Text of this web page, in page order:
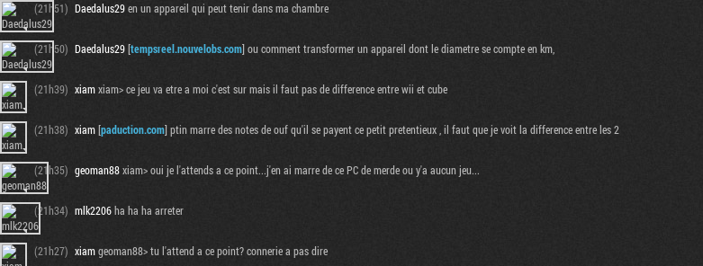
(21h51) Daedalus29en un appareil qui peut tenir dans ma chambre
(21h50) Daedalus29[tempsreel.nouvelobs.com] ou comment transformer un appareil dont le diametre se compte en km,
(21h39) xiamxiam> ce jeu va etre a moi c'est sur mais il faut pas de difference entre wii et cube
(21h38) xiam[paduction.com] ptin marre des notes de ouf qu'il se payent ce petit pretentieux , il faut que je voit la difference entre les 2
(21h35) geoman88xiam> oui je l'attends a ce point...j'en ai marre de ce PC de merde ou y'a aucun jeu...
(21h34) mlk2206ha ha ha arreter
(21h27) xiamgeoman88> tu l'attend a ce point? connerie a pas dire